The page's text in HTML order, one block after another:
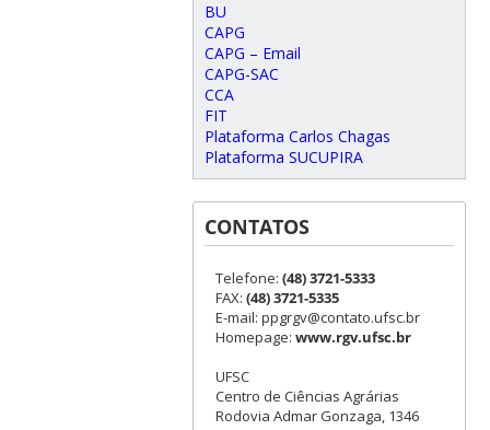
BU
CAPG
CAPG – Email
CAPG-SAC
CCA
FIT
Plataforma Carlos Chagas
Plataforma SUCUPIRA
CONTATOS
Telefone: (48) 3721-5333
FAX: (48) 3721-5335
E-mail: ppgrgv@contato.ufsc.br
Homepage: www.rgv.ufsc.br
UFSC
Centro de Ciências Agrárias
Rodovia Admar Gonzaga, 1346